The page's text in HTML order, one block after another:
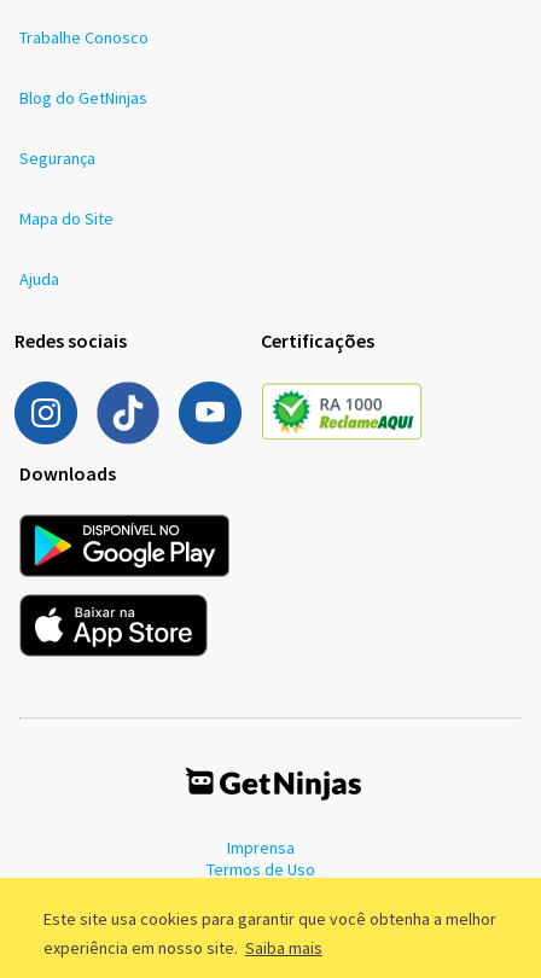
Este site usa cookies para garantir que você obtenha a melhor
experiência em nosso site. Saiba mais
Trabalhe Conosco
Blog do GetNinjas
Segurança
Mapa do Site
Ajuda
Redes sociais Certificações
Downloads
Imprensa
Termos de Uso